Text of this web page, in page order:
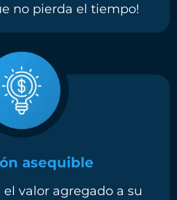
no pierda el tiempo!
asequible
valor agregado a su